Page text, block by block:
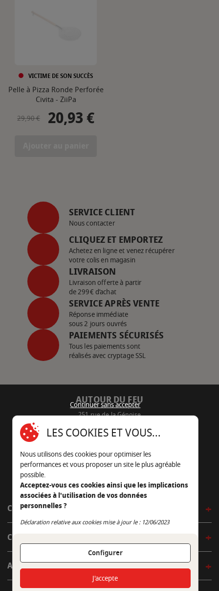
VICTIME DE SON SUCCÈS
Pelle à Pizza Ronde Perforée
Civita - ZiiPa
Prix de base
29,90 € Prix
20,93 €
SERVICE CLIENT
Nous contacter
CLIQUEZ ET EMPORTEZ
Achetez en ligne et venez récupérer
votre colis en magasin
LIVRAISON
Livraison offerte à partir
de 299€ d’achat
SERVICE APRÈS VENTE
Réponse immédiate
sous 2 jours ouvrés
PAIEMENTS SÉCURISÉS
Tous les paiements sont
réalisés avec cryptage SSL
AUTOUR DU FEU
251 rue de la Génoise
05 45 22 98 09
Nous envoyer un e-mail
CÔTÉ OUTDOOR
CÔTÉ INDOOR
AUTOUR DE LA TABLE
Continuer sans accepter
LES COOKIES ET VOUS...
Nous utilisons des cookies pour optimiser les
performances et vous proposer un site le plus agréable
possible.
Acceptez-vous ces cookies ainsi que les implications
associées à l'utilisation de vos données
personnelles ?
Déclaration relative aux cookies mise à jour le : 12/06/2023
Configurer
Continuer sans accepter
J'accepte